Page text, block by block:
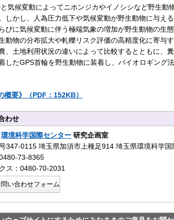
と気候変動によってニホンジカやイノシシなど野生
しかし、人為圧力低下や気候変動が野生動物に与え
びに気候変動に伴う極端気象の増加が野生動物の生
動物の分布拡大や軋轢リスク評価の高精度化に寄与
、土地利用状況の違いによって比較するとともに、
したGPS首輪を野生動物に装着し、バイオロギング
概要》（PDF：152KB）
わせ
環境科学国際センター 研究企画室
347-0115 埼玉県加須市上種足914 埼玉県環境科学国
73-8365
ス：0480-70-2031
問い合わせフォーム